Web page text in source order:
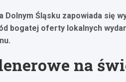
Dolnym Śląsku zapowiada się
bogatej oferty lokalnych
na